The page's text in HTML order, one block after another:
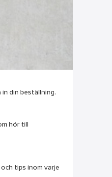
din beställning.
hör till
tips inom varje